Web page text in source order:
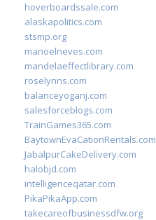
hoverboardssale.com
alaskapolitics.com
stsmp.org
manoelneves.com
mandelaeffectlibrary.com
roselynns.com
balanceyoganj.com
salesforceblogs.com
TrainGames365.com
BaytownEvaCationRentals.com
JabalpurCakeDelivery.com
halobjd.com
intelligenceqatar.com
PikaPikaApp.com
takecareofbusinessdfw.org